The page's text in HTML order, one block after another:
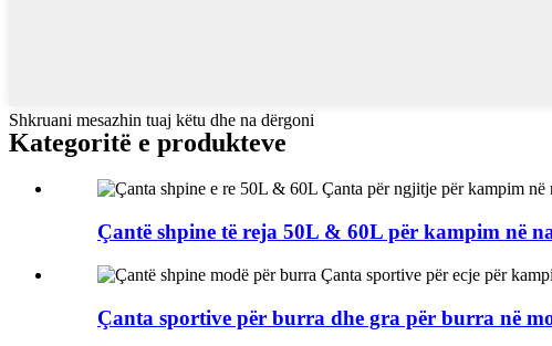
Shkruani mesazhin tuaj këtu dhe na dërgoni
Kategoritë e produkteve
Çantë shpine të reja 50L & 60L për kampim në
Çanta sportive për burra dhe gra për burra në